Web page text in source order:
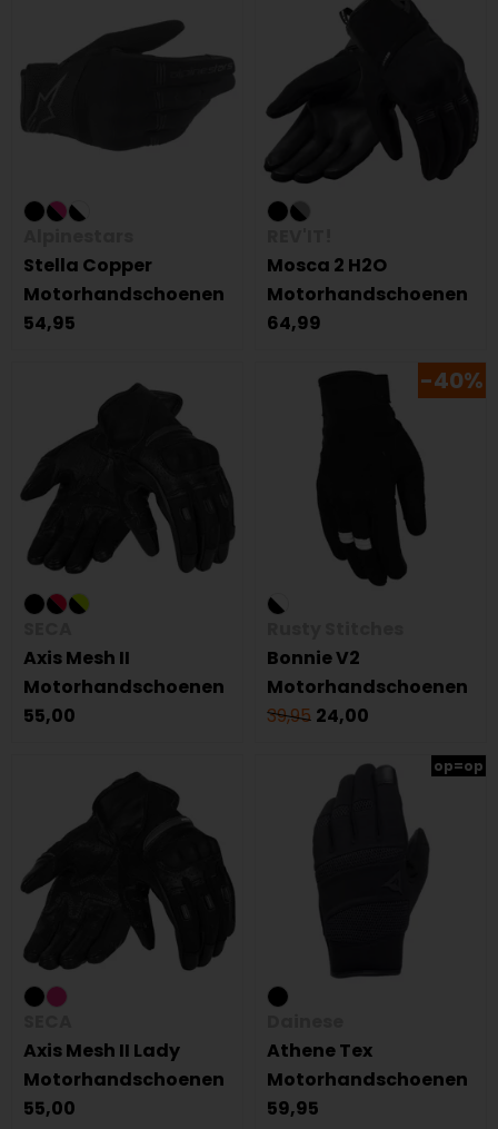
Stella Copper
Motorhandschoenen
54,95
Mosca 2 H2O
Motorhandschoenen
64,99
Axis Mesh II
Motorhandschoenen
55,00
-40%
Bonnie V2
Motorhandschoenen
39,95 24,00
Axis Mesh II Lady
Motorhandschoenen
55,00
op=op
Athene Tex
Motorhandschoenen
59,95